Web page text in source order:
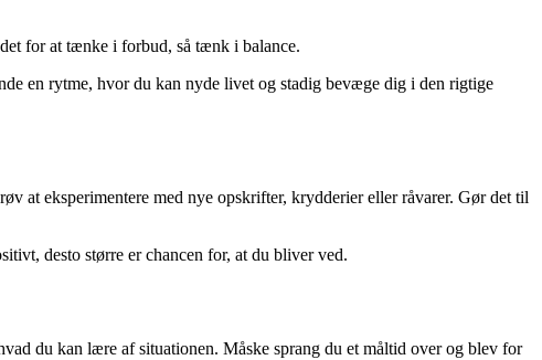
for at tænke i forbud, så tænk i balance.
en rytme, hvor du kan nyde livet og stadig bevæge dig i den rigtige
at eksperimentere med nye opskrifter, krydderier eller råvarer. Gør det til
desto større er chancen for, at du bliver ved.
du kan lære af situationen. Måske sprang du et måltid over og blev for